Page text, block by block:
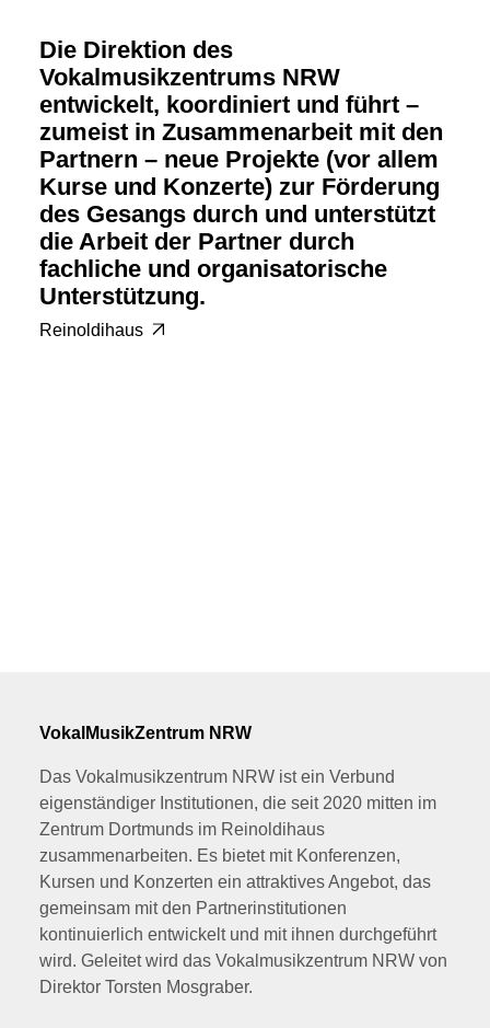
Die Direktion des
Vokalmusikzentrums NRW
entwickelt, koordiniert und führt –
zumeist in Zusammenarbeit mit den
Partnern – neue Projekte (vor allem
Kurse und Konzerte) zur Förderung
des Gesangs durch und unterstützt
die Arbeit der Partner durch
fachliche und organisatorische
Unterstützung.
Reinoldihaus
VokalMusikZentrum NRW
Das Vokalmusikzentrum NRW ist ein Verbund
eigenständiger Institutionen, die seit 2020 mitten im
Zentrum Dortmunds im Reinoldihaus
zusammenarbeiten. Es bietet mit Konferenzen,
Kursen und Konzerten ein attraktives Angebot, das
gemeinsam mit den Partnerinstitutionen
kontinuierlich entwickelt und mit ihnen durchgeführt
wird. Geleitet wird das Vokalmusikzentrum NRW von
Direktor Torsten Mosgraber.